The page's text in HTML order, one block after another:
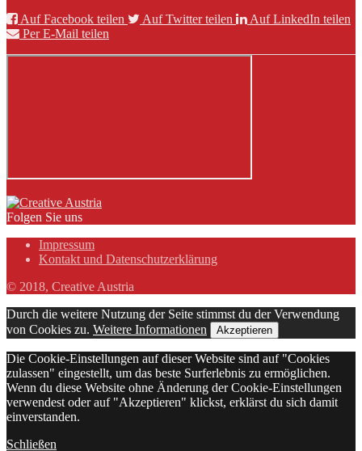
Auf Facebook teilen
Auf Twitter teilen
Auf LinkedIn teilen
Per E-Mail teilen
Folgen Sie uns
Impressum
Kontakt und Datenschutzerklärung
© 2018, Creative Austria
Durch die weitere Nutzung der Seite stimmst du der Verwendung
von Cookies zu. Weitere Informationen Akzeptieren
Die Cookie-Einstellungen auf dieser Website sind auf "Cookies
zulassen" eingestellt, um das beste Surferlebnis zu ermöglichen.
Wenn du diese Website ohne Änderung der Cookie-Einstellungen
verwendest oder auf "Akzeptieren" klickst, erklärst du sich damit
einverstanden.
Schließen